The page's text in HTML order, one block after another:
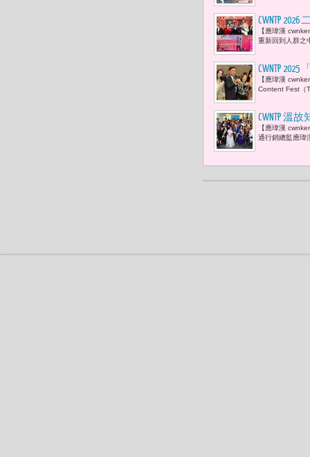
CWNTP
歌手熱力
【應瑋漢
重新回到人群之
CWNTP
況空前 「
【應瑋漢
Content Fest（
CWNTP 溫
及應瑋漢
【應瑋漢
通行銷總監應瑋